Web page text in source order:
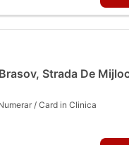
Strada De
/ Card in Clinica